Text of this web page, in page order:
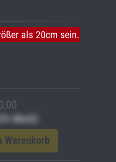
als 20cm sein.
MwSt)
Warenkorb